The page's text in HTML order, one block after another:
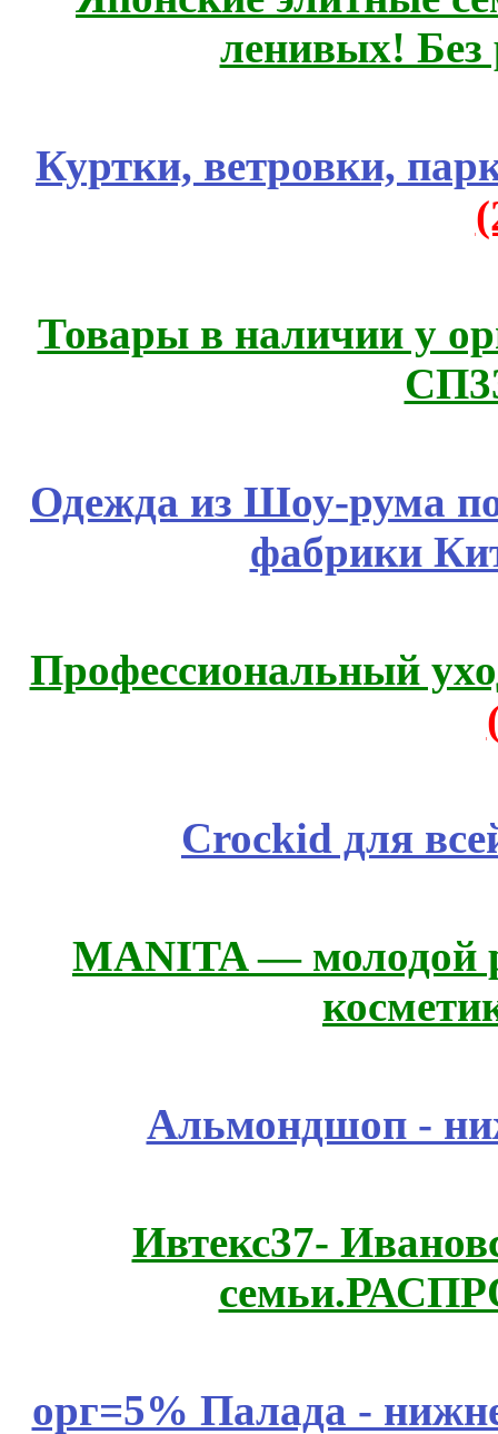
ленивых!
Куртки, ветровки,
Товары в наличии у
Одежда из Шоу-рума
фабрики
Профессиональный
Crockid для
MANITA — молодой
Альмондшоп -
Ивтекс37-
орг=5% Палада -